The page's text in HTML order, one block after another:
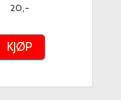
20,-
KJØP